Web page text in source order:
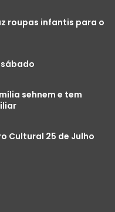
roupas infantis para o
sehnem e tem
Cultural 25 de Julho